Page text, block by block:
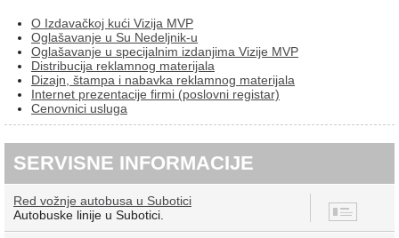
O Izdavačkoj kući Vizija MVP
Oglašavanje u Su Nedeljnik-u
Oglašavanje u specijalnim izdanjima Vizije MVP
Distribucija reklamnog materijala
Dizajn, štampa i nabavka reklamnog materijala
Internet prezentacije firmi (poslovni registar)
Cenovnici usluga
SERVISNE INFORMACIJE
Red vožnje autobusa u Subotici
Autobuske linije u Subotici.